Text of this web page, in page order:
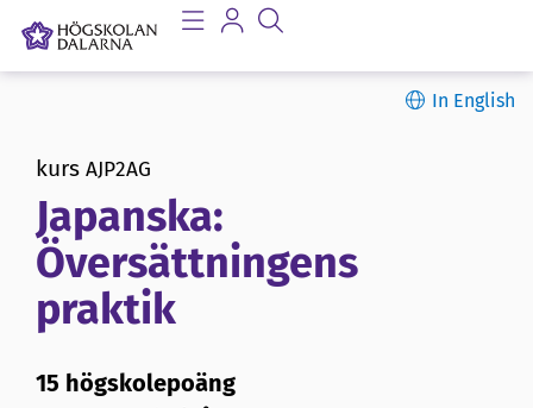
In English
kurs AJP2AG
Japanska:
Översättningens
praktik
15 högskolepoäng